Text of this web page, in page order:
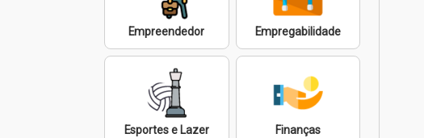
Empreendedor Empregabilidade
Esportes e Lazer Finanças